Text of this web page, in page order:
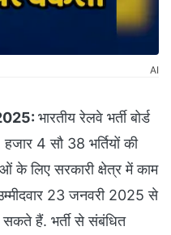
AI
भारतीय रेलवे भर्ती बोर्ड
4 सौ 38 भर्तियों की
के लिए सरकारी क्षेत्र में काम
23 जनवरी 2025 से
हैं. भर्ती से संबंधित